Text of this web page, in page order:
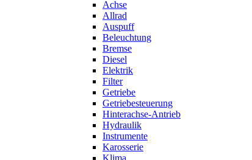
Achse
Allrad
Auspuff
Beleuchtung
Bremse
Diesel
Elektrik
Filter
Getriebe
Getriebesteuerung
Hinterachse-Antrieb
Hydraulik
Instrumente
Karosserie
Klima